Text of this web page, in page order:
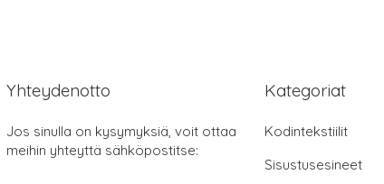
Yhteydenotto
Jos sinulla on kysymyksiä, voit ottaa
meihin yhteyttä sähköpostitse:
Kategoriat
Kodintekstiilit
Sisustusesineet